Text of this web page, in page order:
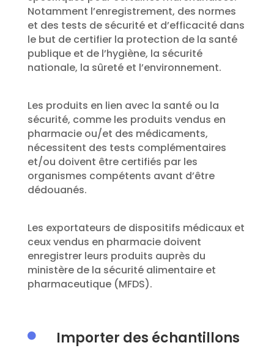
Notamment l’enregistrement, des normes
et des tests de sécurité et d’efficacité dans
le but de certifier la protection de la santé
publique et de l’hygiène, la sécurité
nationale, la sûreté et l’environnement.
Les produits en lien avec la santé ou la
sécurité, comme les produits vendus en
pharmacie ou/et des médicaments,
nécessitent des tests complémentaires
et/ou doivent être certifiés par les
organismes compétents avant d’être
dédouanés.
Les exportateurs de dispositifs médicaux et
ceux vendus en pharmacie doivent
enregistrer leurs produits auprès du
ministère de la sécurité alimentaire et
pharmaceutique (MFDS).
 Importer des échantillons